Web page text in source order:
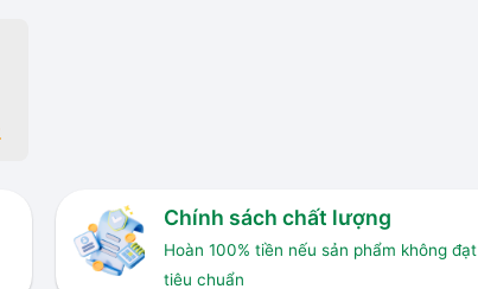
Chính sách chất lượng
Hoàn 100% tiền nếu sản phẩm không đạt
tiêu chuẩn